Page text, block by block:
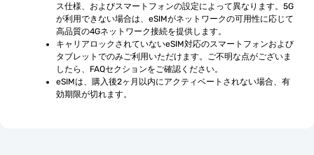
ス仕様、およびスマートフォンの設定によって異なります。5G
が利用できない場合は、eSIMがネットワークの可用性に応じて
高品質の4Gネットワーク接続を提供します。
キャリアロックされていないeSIM対応のスマートフォンおよび
タブレットでのみご利用いただけます。ご不明な点がございま
したら、FAQセクションをご確認ください。
eSIMは、購入後2ヶ月以内にアクティベートされない場合、有
効期限が切れます。